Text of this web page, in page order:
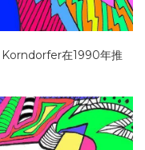
在1990年推